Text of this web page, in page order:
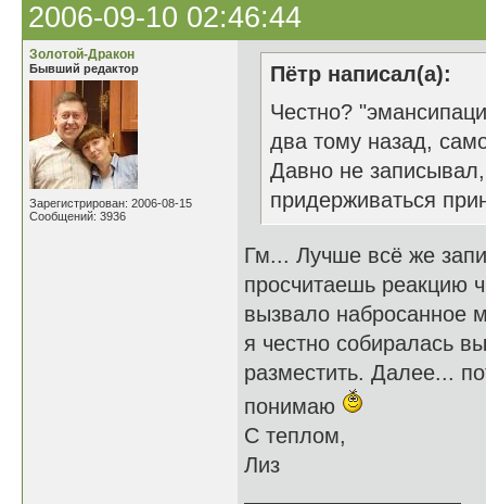
2006-09-10 02:46:44
Золотой-Дракон
Бывший редактор
Зарегистрирован: 2006-08-15
Сообщений: 3936
Пётр написал(а):
Честно?
два тому назад,
Давно не
придерживаться
Гм... Лучше всё же
просчитаешь реакцию
вызвало набросанное
я честно собиралась
разместить. Далее...
понимаю
С теплом,
Лиз